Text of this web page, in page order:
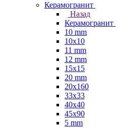
Керамогранит
Назад
Керамогранит
10 mm
10x10
11 mm
12 mm
15x15
20 mm
20х160
33x33
40х40
45x90
5 mm